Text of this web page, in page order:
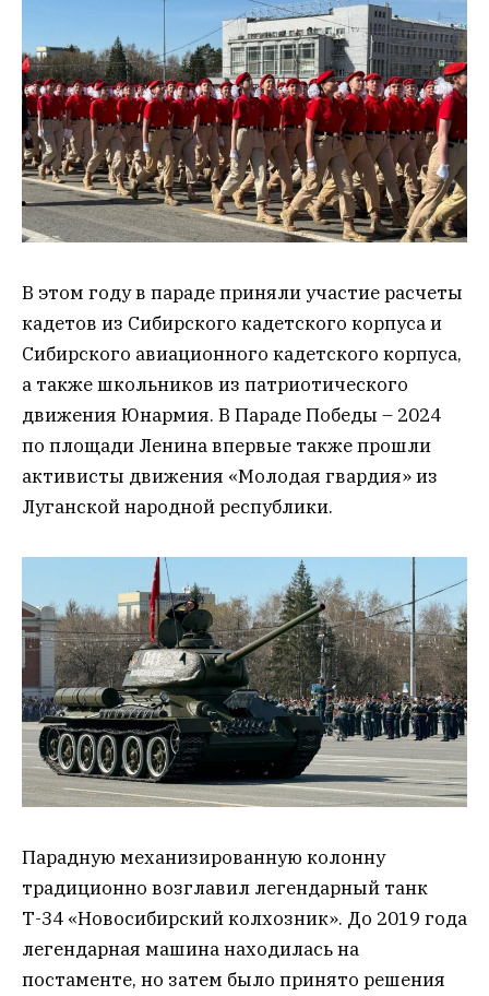
В этом году в параде приняли участие расчеты
кадетов из Сибирского кадетского корпуса и
Сибирского авиационного кадетского корпуса,
а также школьников из патриотического
движения Юнармия. В Параде Победы – 2024
по площади Ленина впервые также прошли
активисты движения «Молодая гвардия» из
Луганской народной республики.
Парадную механизированную колонну
традиционно возглавил легендарный танк
Т-34 «Новосибирский колхозник». До 2019 года
легендарная машина находилась на
постаменте, но затем было принято решения